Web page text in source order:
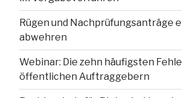
Rügen und Nachprüfungsanträge
abwehren
Webinar: Die zehn häufigsten
öffentlichen Auftraggebern